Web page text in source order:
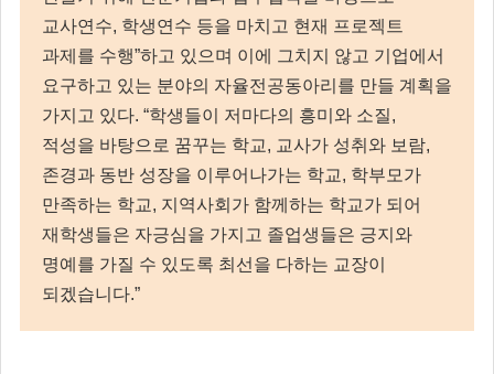
교사연수, 학생연수 등을 마치고 현재 프로젝트
과제를 수행”하고 있으며 이에 그치지 않고 기업에서
요구하고 있는 분야의 자율전공동아리를 만들 계획을
가지고 있다. “학생들이 저마다의 흥미와 소질,
적성을 바탕으로 꿈꾸는 학교, 교사가 성취와 보람,
존경과 동반 성장을 이루어나가는 학교, 학부모가
만족하는 학교, 지역사회가 함께하는 학교가 되어
재학생들은 자긍심을 가지고 졸업생들은 긍지와
명예를 가질 수 있도록 최선을 다하는 교장이
되겠습니다.”